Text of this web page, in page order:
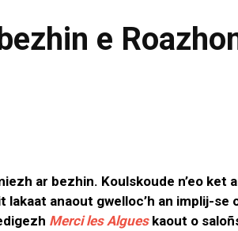
e
ar bezhin. Koulskoude n’eo ket
anaout gwelloc’h an implij-se
Merci les Algueskaout o